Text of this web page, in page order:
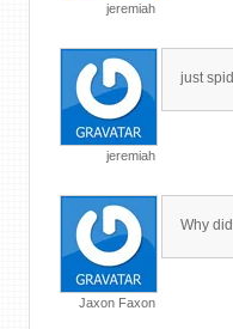
jeremiah
jeremiah
just
Jaxon Faxon
Why